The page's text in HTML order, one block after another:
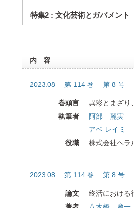
特集2 : 文化芸術とガバメント
内 容
2023.08 第 114 巻 第 8 号
巻頭言
異彩とまざり
執筆者
阿部 麗実
アベ レイミ
役職
株式会社ヘラ
2023.08 第 114 巻 第 8 号
論文
終活におけ